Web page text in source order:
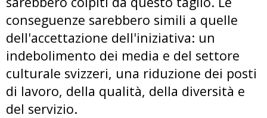
conseguenze sarebbero simili a quelle
dell'accettazione dell'iniziativa: un
indebolimento dei media e del settore
culturale svizzeri, una riduzione dei posti
di lavoro, della qualità, della diversità e
del servizio.